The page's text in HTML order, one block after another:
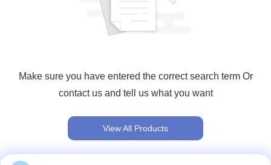
Make sure you have entered the correct search term Or
contact us and tell us what you want
View All Products